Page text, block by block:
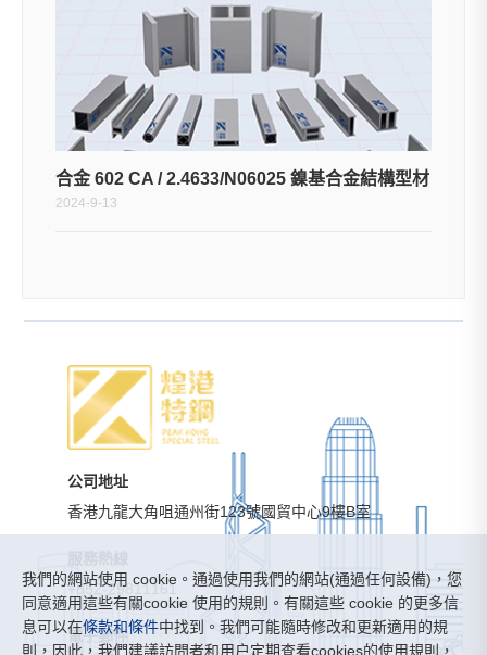
合金 602 CA / 2.4633/N06025 鎳基合金結構型材
2024-9-13
公司地址
香港九龍大角咀通州街123號國貿中心9樓B室
+852-29811161
電子郵件
我們的網站使用 cookie。通過使用我們的網站(通過任何設備)，您
同意適用這些有關cookie 使用的規則。有關這些 cookie 的更多信
息可以在條款和條件中找到。我們可能隨時修改和更新適用的規
則，因此，我們建議訪問者和用户定期查看cookies的使用規則，